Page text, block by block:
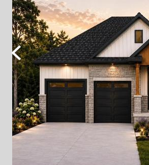
Previous